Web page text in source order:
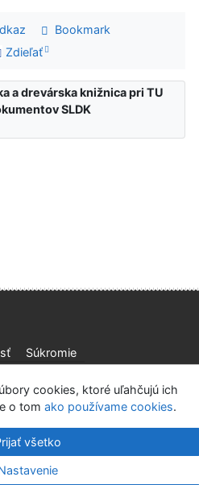
Bookmark
Zdieľať
a drevárska knižnica pri TU
SLDK
Súkromie
knižnica pri Technickej
-Cosmotron Slovakia, s.r.o.
cookies, ktoré uľahčujú ich
o tom ako používame cookies.
všetko